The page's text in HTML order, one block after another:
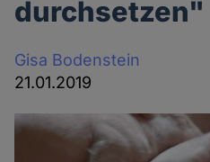
durchsetzen"
Gisa Bodenstein
21.01.2019